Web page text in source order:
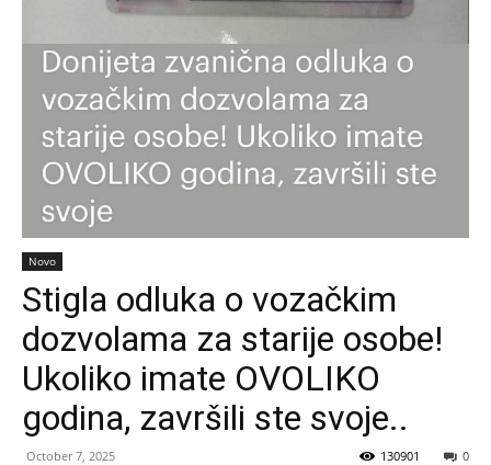
Novo
Stigla odluka o vozačkim
dozvolama za starije osobe!
Ukoliko imate OVOLIKO
godina, završili ste svoje..
October 7, 2025 0
130901